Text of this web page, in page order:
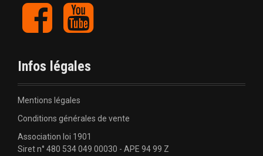
a
F
c
o
Y
u
Infos légales
Mentions légales
Conditions générales de vente
Association loi 1901
Siret n° 480 534 049 00030 - APE 94 99 Z